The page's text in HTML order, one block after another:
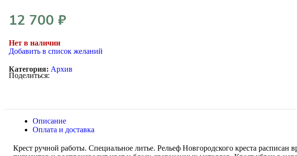
12 700 ₽
Нет в наличии
Добавить в список желаний
Категория: Архив
Поделиться:
Описание
Оплата и доставка
Крест ручной работы. Специальное литье. Рельеф Новгородского креста